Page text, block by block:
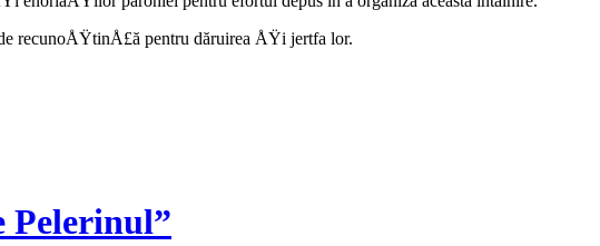
recunoÅŸtinÅ£ă pentru dăruirea ÅŸi jertfa lor.
Pelerinul”